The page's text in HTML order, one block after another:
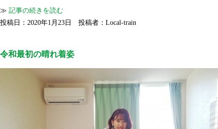
≫ 記事の続きを読む
投稿日：2020年1月23日 投稿者：Local-train
令和最初の晴れ着姿